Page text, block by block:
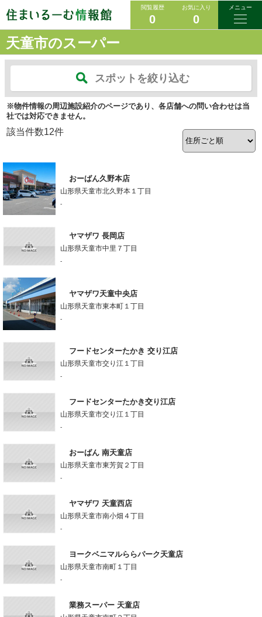
閲覧履歴
0
お気に入り
0
メニュー
天童市のスーパー
スポットを絞り込む
※物件情報の周辺施設紹介のページであり、各店舗への問い合わせは当
社では対応できません。
該当件数12件
おーばん久野本店
山形県天童市北久野本１丁目
-
ヤマザワ 長岡店
山形県天童市中里７丁目
-
ヤマザワ天童中央店
山形県天童市東本町１丁目
-
フードセンターたかき 交り江店
山形県天童市交り江１丁目
-
フードセンターたかき交り江店
山形県天童市交り江１丁目
-
おーばん 南天童店
山形県天童市東芳賀２丁目
-
ヤマザワ 天童西店
山形県天童市南小畑４丁目
-
ヨークベニマルららパーク天童店
山形県天童市南町１丁目
-
業務スーパー 天童店